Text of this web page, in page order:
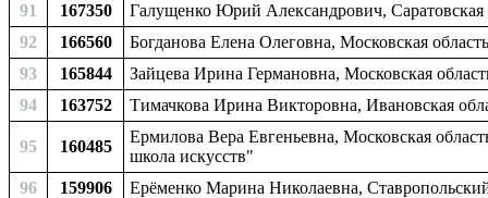
91
167350
Галущенко Юрий Александрович, Саратовская
92
166560
Богданова Елена Олеговна, Московская
93
165844
Зайцева Ирина Германовна, Московская
94
163752 Тимачкова Ирина Викторовна, Ивановская
95 160485
Ермилова Вера Евгеньевна, Московская
школа искусств"
96
159906 Ерёменко Марина Николаевна,